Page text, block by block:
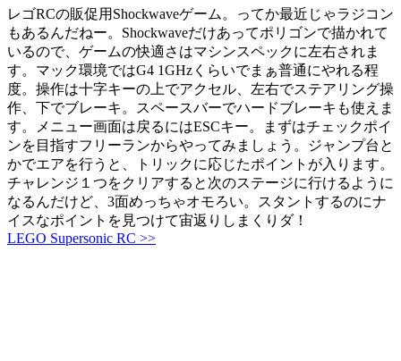
レゴRCの販促用Shockwaveゲーム。ってか最近じゃラジコン
もあるんだねー。Shockwaveだけあってポリゴンで描かれて
いるので、ゲームの快適さはマシンスペックに左右されま
す。マック環境ではG4 1GHzくらいでまぁ普通にやれる程
度。操作は十字キーの上でアクセル、左右でステアリング操
作、下でブレーキ。スペースバーでハードブレーキも使えま
す。メニュー画面は戻るにはESCキー。まずはチェックポイ
ンを目指すフリーランからやってみましょう。ジャンプ台と
かでエアを行うと、トリックに応じたポイントが入ります。
チャレンジ１つをクリアすると次のステージに行けるように
なるんだけど、3面めっちゃオモろい。スタントするのにナ
イスなポイントを見つけて宙返りしまくりダ！
LEGO Supersonic RC >>